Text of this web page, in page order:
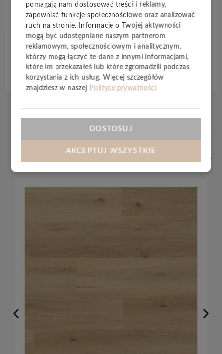
Specyfikacja techniczna
łatwe utrzymanie podłogi wczystości. Panele są
wodoodporne, dzięki czemu mogą być
stosowane w łazience oraz kuchni.
Produkty
powiązane
ZOBACZ
WSZYSTKIE
pomagają nam dostosować treści i reklamy,
zapewniać funkcje społecznościowe oraz analizować
ruch na stronie. Informacje o Twojej aktywności
mogą być udostępniane naszym partnerom
reklamowym, społecznościowym i analitycznym,
którzy mogą łączyć te dane z innymi informacjami,
które im przekazałeś lub które zgromadzili podczas
korzystania z ich usług. Więcej szczegółów
znajdziesz w naszej Polityce prywatności
DOSTOSUJ
AKCEPTUJ WSZYSTKIE